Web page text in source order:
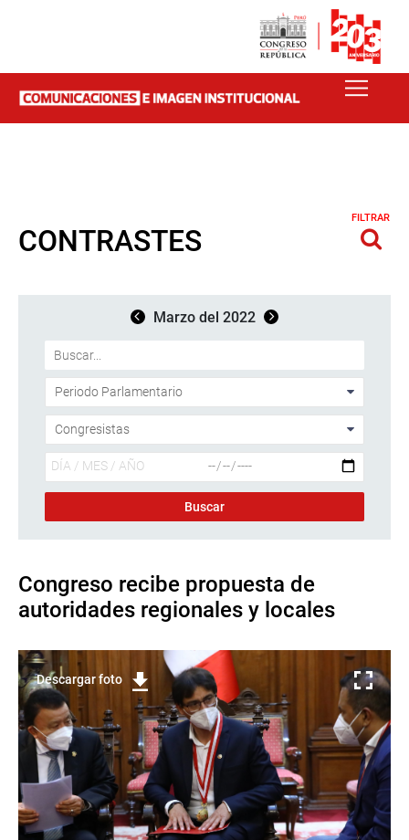
CONTRASTES
FILTRAR
Marzo del 2022
Congreso recibe propuesta de
autoridades regionales y locales
Descargar foto